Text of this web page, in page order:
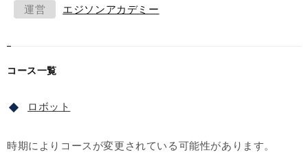
運営 エジソンアカデミー
コース一覧
ロボット
時期によりコースが変更されている可能性があります。